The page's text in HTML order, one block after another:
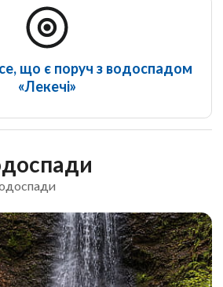
що є поруч з водоспадом
«Лекечі»